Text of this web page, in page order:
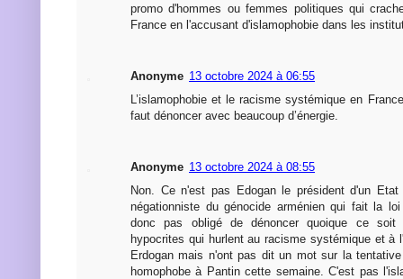
promo d'hommes ou femmes politiques qui
France en l'accusant d'islamophobie dans les
Anonyme 13 octobre 2024 à 06:55
L’islamophobie et le racisme systémique en
faut dénoncer avec beaucoup d’énergie.
Anonyme 13 octobre 2024 à 08:55
Non. Ce n'est pas Edogan le président d'un
négationniste du génocide arménien qui fait la
donc pas obligé de dénoncer quoique ce soit
hypocrites qui hurlent au racisme systémique et à
Erdogan mais n'ont pas dit un mot sur la
homophobe à Pantin cette semaine. C'est pas